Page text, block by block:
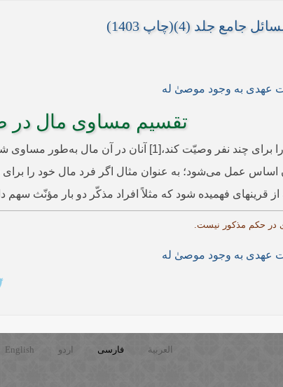
جامع جلد (4)(چاپ 1403)
به وجود موصیٰ له
تقسیم مساوی مال در
مسأله 1038. اگر انسان مالی را برای چند نفر
عمل می‌شود؛ به عنوان مثال اگر فرد مال خود را
قرینه­ای فهمیده شود که مثلاً افراد مذکّر دو بار مؤنّث سهم
به وجود موصیٰ له
العربية فارسی اردو English